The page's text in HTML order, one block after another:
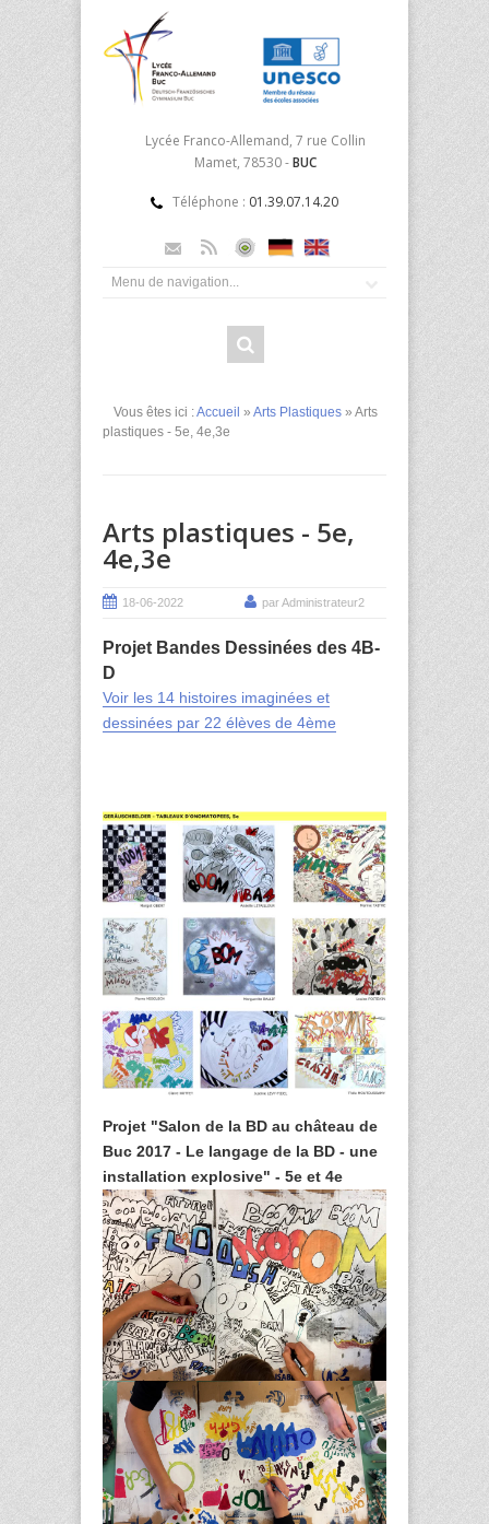
Lycée Franco-Allemand, 7 rue Collin
Mamet, 78530 -BUC
Téléphone : 01.39.07.14.20
Vous êtes ici :Accueil » Arts Plastiques » Arts
plastiques - 5e, 4e,3e
Arts plastiques - 5e,
4e,3e
18-06-2022 par Administrateur2
Projet Bandes Dessinées des 4B-
D
Voir les 14 histoires imaginées et
dessinées par 22 élèves de 4ème
Projet "Salon de la BD au château de
Buc 2017 - Le langage de la BD - une
installation explosive" - 5e et 4e